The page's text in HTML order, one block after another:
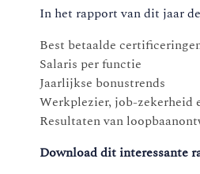
In het rapport van dit jaar
Best betaalde
Salaris per functie
Jaarlijkse bonustrends
Werkplezier, job-zekerheid
Resultaten van
Download dit interessante